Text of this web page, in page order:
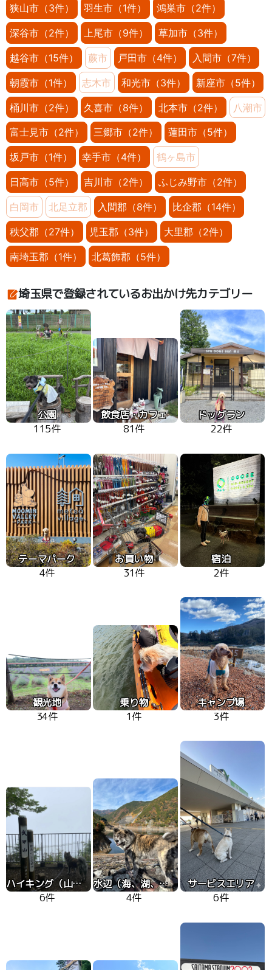
狭山市（3件） 羽生市（1件） 鴻巣市（2件）
深谷市（2件） 上尾市（9件） 草加市（3件）
越谷市（15件） 蕨市 戸田市（4件） 入間市（7件）
朝霞市（1件） 志木市 和光市（3件） 新座市（5件）
桶川市（2件） 久喜市（8件） 北本市（2件） 八潮市
富士見市（2件） 三郷市（2件） 蓮田市（5件）
坂戸市（1件） 幸手市（4件） 鶴ヶ島市
日高市（5件） 吉川市（2件） ふじみ野市（2件）
白岡市 北足立郡 入間郡（8件） 比企郡（14件）
秩父郡（27件） 児玉郡（3件） 大里郡（2件）
南埼玉郡（1件） 北葛飾郡（5件）
埼玉県で登録されているお出かけ先カテゴリー
公園
115件
飲食店・カフェ
81件
ドッグラン
22件
テーマパーク
4件
お買い物
31件
宿泊
2件
観光地
34件
乗り物
1件
キャンプ場
3件
ハイキング（山、高原）
6件
水辺（海、湖、川）
4件
サービスエリア
6件